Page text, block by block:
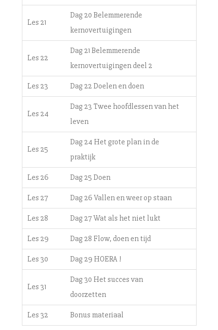
Les 21
Dag 20 Belemmerende
kernovertuigingen
Les 22
Dag 21 Belemmerende
kernovertuigingen deel 2
Les 23 Dag 22 Doelen en doen
Les 24
Dag 23 Twee hoofdlessen van het
leven
Les 25
Dag 24 Het grote plan in de
praktijk
Les 26 Dag 25 Doen
Les 27 Dag 26 Vallen en weer op staan
Les 28 Dag 27 Wat als het niet lukt
Les 29 Dag 28 Flow, doen en tijd
Les 30 Dag 29 HOERA !
Les 31
Dag 30 Het succes van
doorzetten
Les 32 Bonus materiaal